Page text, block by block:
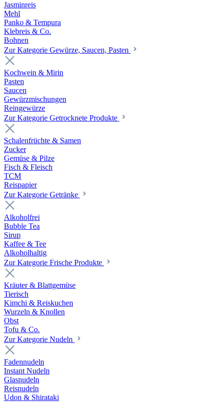
Jasminreis
Mehl
Panko & Tempura
Klebreis & Co.
Bohnen
Zur Kategorie Gewürze, Saucen, Pasten
Kochwein & Mirin
Pasten
Saucen
Gewürzmischungen
Reingewürze
Zur Kategorie Getrocknete Produkte
Schalenfrüchte & Samen
Zucker
Gemüse & Pilze
Fisch & Fleisch
TCM
Reispapier
Zur Kategorie Getränke
Alkoholfrei
Bubble Tea
Sirup
Kaffee & Tee
Alkoholhaltig
Zur Kategorie Frische Produkte
Kräuter & Blattgemüse
Tierisch
Kimchi & Reiskuchen
Wurzeln & Knollen
Obst
Tofu & Co.
Zur Kategorie Nudeln
Fadennudeln
Instant Nudeln
Glasnudeln
Reisnudeln
Udon & Shirataki